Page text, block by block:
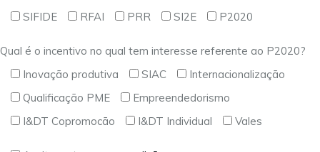
SIFIDE RFAI PRR SI2E P2020
Qual é o incentivo no qual tem interesse referente ao P2020?
Inovação produtiva
SIAC
Internacionalização
Qualificação PME
Empreendedorismo
I&DT Copromocão
I&DT Individual Vales